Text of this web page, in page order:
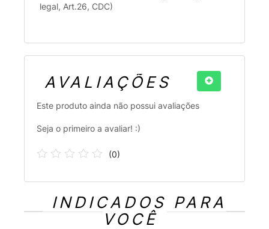
legal, Art.26, CDC)
AVALIAÇÕES
Este produto ainda não possui avaliações
Seja o primeiro a avaliar! :)
(0)
INDICADOS PARA
VOCÊ